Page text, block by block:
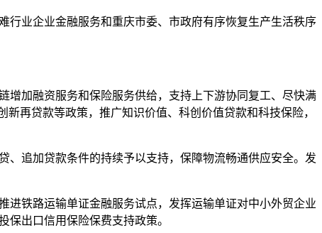
业企业金融服务和重庆市委、市政府有序恢复生产生活秩序
加融资服务和保险服务供给，支持上下游协同复工、尽快满
再贷款等政策，推广知识价值、科创价值贷款和科技保险，
追加贷款条件的持续予以支持，保障物流畅通供应安全。发
铁路运输单证金融服务试点，发挥运输单证对中小外贸企业
出口信用保险保费支持政策。